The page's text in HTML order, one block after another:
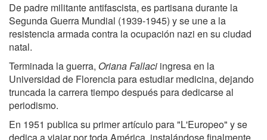
De padre militante antifascista, es partisana durante la
Segunda Guerra Mundial (1939-1945) y se une a la
resistencia armada contra la ocupación nazi en su ciudad
natal.
Terminada la guerra, Oriana Fallaci ingresa en la
Universidad de Florencia para estudiar medicina, dejando
truncada la carrera tiempo después para dedicarse al
periodismo.
En 1951 publica su primer artículo para "L'Europeo" y se